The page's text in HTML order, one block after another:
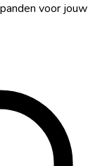
voor jouw